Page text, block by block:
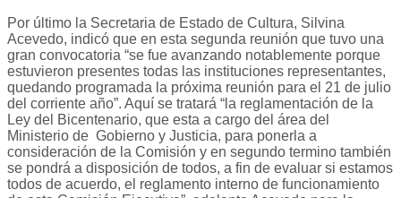
Por último la Secretaria de Estado de Cultura, Silvina
Acevedo, indicó que en esta segunda reunión que tuvo una
gran convocatoria “se fue avanzando notablemente porque
estuvieron presentes todas las instituciones representantes,
quedando programada la próxima reunión para el 21 de julio
del corriente año”. Aquí se tratará “la reglamentación de la
Ley del Bicentenario, que esta a cargo del área del
Ministerio de Gobierno y Justicia, para ponerla a
consideración de la Comisión y en segundo termino también
se pondrá a disposición de todos, a fin de evaluar si estamos
todos de acuerdo, el reglamento interno de funcionamiento